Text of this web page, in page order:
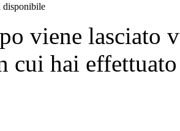
disponibile
viene lasciato
cui hai